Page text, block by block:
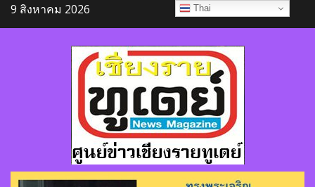
Skip
to
9 สิงหาคม 2026 Thai